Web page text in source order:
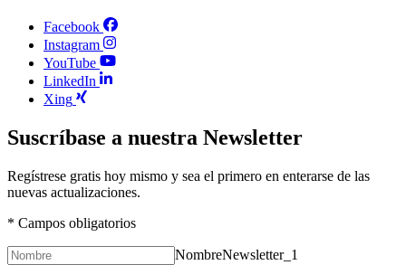
Facebook
Instagram
YouTube
LinkedIn
Xing
Suscríbase a nuestra Newsletter
Regístrese gratis hoy mismo y sea el primero en enterarse de las
nuevas actualizaciones.
* Campos obligatorios
NombreNewsletter_1